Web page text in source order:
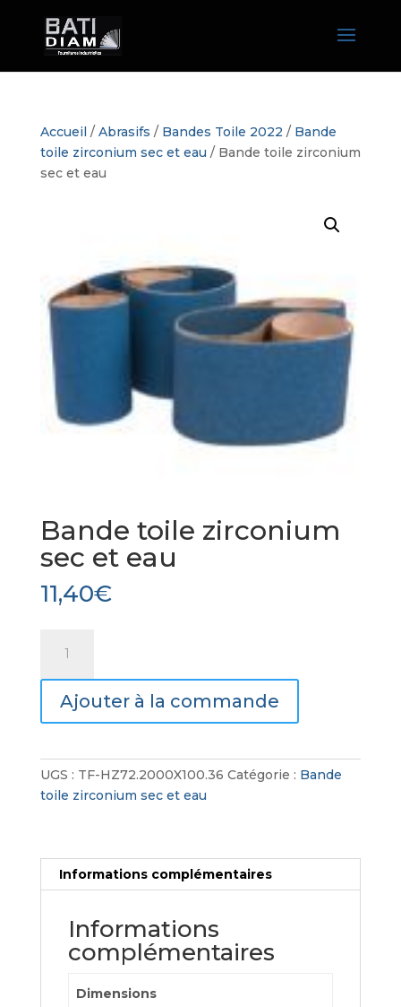
Accueil / Abrasifs / Bandes Toile 2022 / Bande
toile zirconium sec et eau / Bande toile zirconium
sec et eau
Bande toile zirconium
sec et eau
11,40€
Bande
toile
zirconium
et
eau
Ajouter à la commande
UGS : TF-HZ72.2000X100.36 Catégorie : Bande
toile zirconium sec et eau
Informations complémentaires
Informations
complémentaires
Dimensions